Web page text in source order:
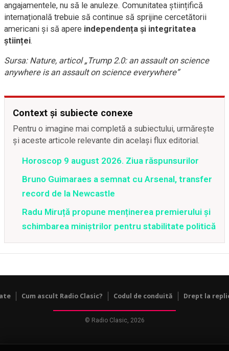
angajamentele, nu să le anuleze. Comunitatea științifică
internațională trebuie să continue să sprijine cercetătorii
americani și să apere independența și integritatea
științei.
Sursa: Nature, articol „Trump 2.0: an assault on science
anywhere is an assault on science everywhere”
Context și subiecte conexe
Pentru o imagine mai completă a subiectului, urmărește
și aceste articole relevante din același flux editorial.
Horoscop 9 august 2026. Ziua răspunsurilor
Bruno Guimaraes a semnat cu Arsenal, transfer
record de la Newcastle
Radu Miruță propune menținerea premierului și
schimbarea miniștrilor pentru stabilitate politică
Cum ascult Radio Clasic? Codul de conduită Drept la
© Radio Clasic, 2026